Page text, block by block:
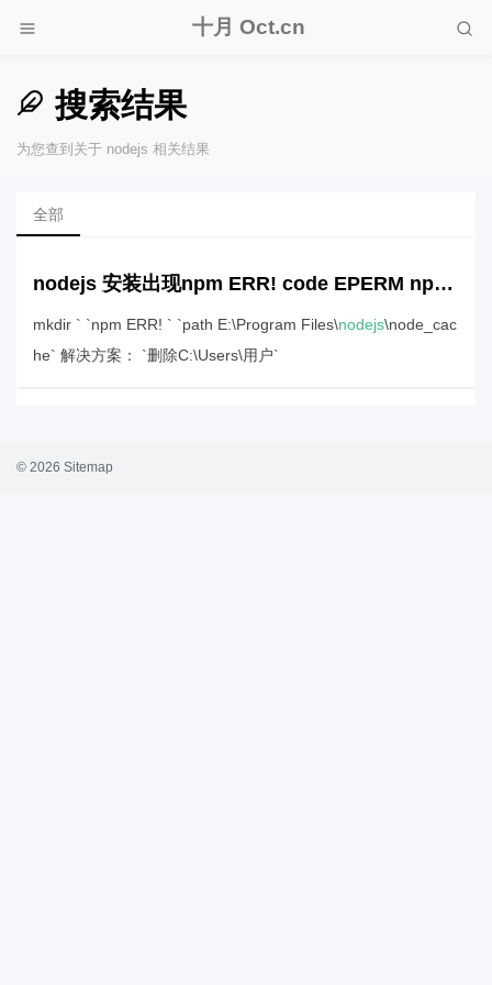
十月 Oct.cn
搜索结果
为您查到关于 nodejs 相关结果
全部
nodejs 安装出现npm ERR! code EPERM npm ERR! syscall mkdir npm ERR! path \nodejs\node_cache\_cacache
mkdir ` `npm ERR! ` `path E:\Program Files\nodejs\node_cac
he` 解决方案： `删除C:\Users\用户`
© 2026 Sitemap